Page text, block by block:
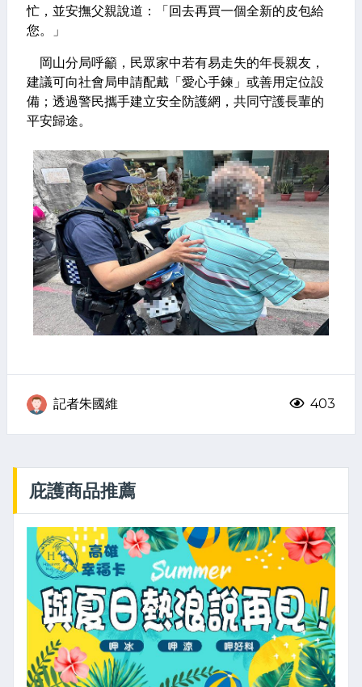
忙，並安撫父親說道：「回去再買一個全新的皮包給
您。」
岡山分局呼籲，民眾家中若有易走失的年長親友，
建議可向社會局申請配戴「愛心手鍊」或善用定位設
備；透過警民攜手建立安全防護網，共同守護長輩的
平安歸途。
記者朱國維 403
庇護商品推薦